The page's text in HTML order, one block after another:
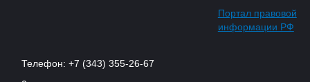
Портал правовой
информации РФ
Телефон: +7 (343) 355-26-67